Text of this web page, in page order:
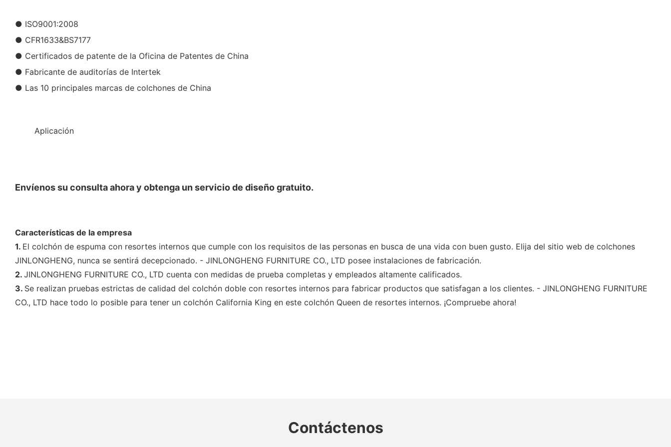
● ISO9001:2008
● CFR1633&BS7177
● Certificados de patente de la Oficina de Patentes de China
● Fabricante de auditorías de Intertek
● Las 10 principales marcas de colchones de China
Aplicación
Envíenos su consulta ahora y obtenga un servicio de diseño gratuito.
Características de la empresa
1. El colchón de espuma con resortes internos que cumple con los requisitos de las personas en busca de una vida con buen gusto. Elija del sitio web de colchones
JINLONGHENG, nunca se sentirá decepcionado. - JINLONGHENG FURNITURE CO., LTD posee instalaciones de fabricación.
2. JINLONGHENG FURNITURE CO., LTD cuenta con medidas de prueba completas y empleados altamente calificados.
3. Se realizan pruebas estrictas de calidad del colchón doble con resortes internos para fabricar productos que satisfagan a los clientes. - JINLONGHENG FURNITURE
CO., LTD hace todo lo posible para tener un colchón California King en este colchón Queen de resortes internos. ¡Compruebe ahora!
Contáctenos